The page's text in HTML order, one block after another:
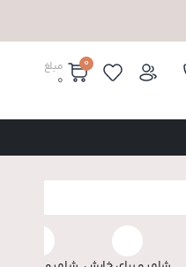
مبلغ
0
0